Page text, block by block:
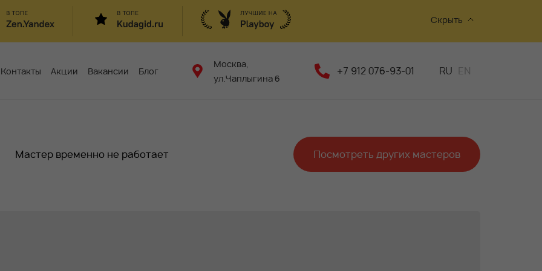
Скрыть
Контакты Акции Вакансии Блог
Москва,
ул.Чаплыгина 6
+7 912 076-93-01 RU EN
Мастер временно не работает Посмотреть других мастеров